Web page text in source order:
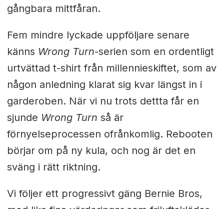
gångbara mittfåran.
Fem mindre lyckade uppföljare senare
känns Wrong Turn-serien som en ordentligt
urtvättad t-shirt från millennieskiftet, som av
någon anledning klarat sig kvar längst in i
garderoben. När vi nu trots dettta får en
sjunde Wrong Turn så är
förnyelseprocessen ofrånkomlig. Rebooten
börjar om på ny kula, och nog är det en
sväng i rätt riktning.
Vi följer ett progressivt gäng Bernie Bros,